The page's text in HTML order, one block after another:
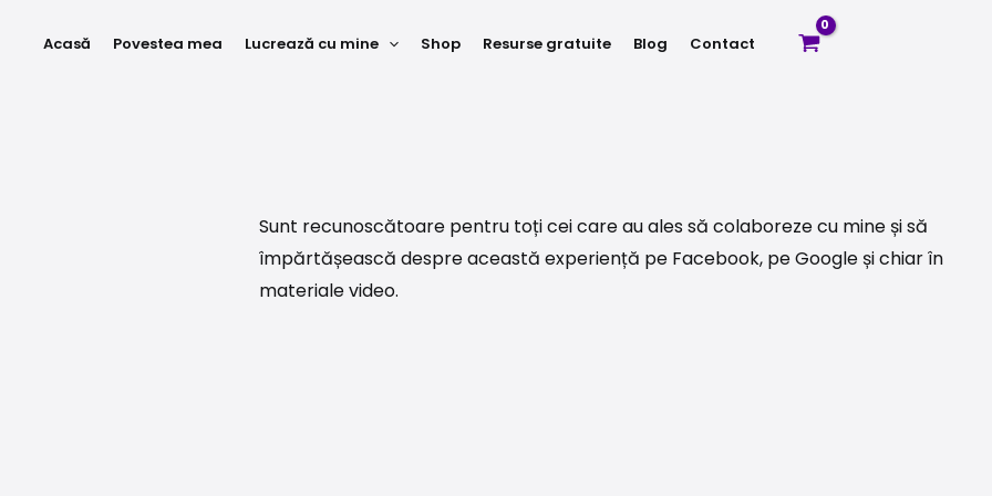
Acasă Povestea mea Lucrează cu mine Shop Resurse gratuite Blog Contact
Sunt recunoscătoare pentru toți cei care au ales să colaboreze cu mine și să
împărtășească despre această experiență pe Facebook, pe Google și chiar în
materiale video.